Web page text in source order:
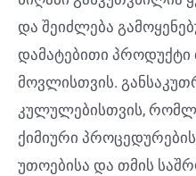
და შეიძლება
დამატებითი პროდუქტი
მოვლისთვის.
კულულებისთვის,
ქიმიური
უთოებისა და თმის